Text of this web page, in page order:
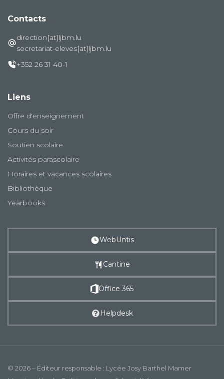
Contacts
direction[at]ljbm.lu
secretariat-eleves[at]ljbm.lu
+352 26 31 40-1
Liens
Offre d'enseignement
Cours du soir
Soutien scolaire
Activités parascolaire
Horaires et vacances scolaires
Bibliothèque
Yearbooks
WebUntis
Cantine
Office 365
Helpdesk
© 2026 – Éditeur responsable : Lycée Josy Barthel Mamer